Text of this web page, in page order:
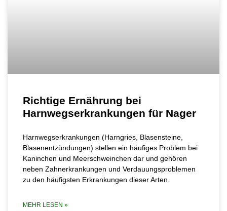
Richtige Ernährung bei
Harnwegserkrankungen für Nager
Harnwegserkrankungen (Harngries, Blasensteine,
Blasenentzündungen) stellen ein häufiges Problem bei
Kaninchen und Meerschweinchen dar und gehören
neben Zahnerkrankungen und Verdauungsproblemen
zu den häufigsten Erkrankungen dieser Arten.
MEHR LESEN »